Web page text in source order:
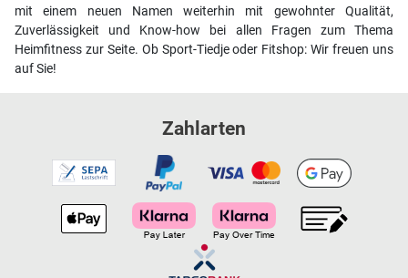
mit einem neuen Namen weiterhin mit gewohnter Qualität,
Zuverlässigkeit und Know-how bei allen Fragen zum Thema
Heimfitness zur Seite. Ob Sport-Tiedje oder Fitshop: Wir freuen uns
auf Sie!
Zahlarten